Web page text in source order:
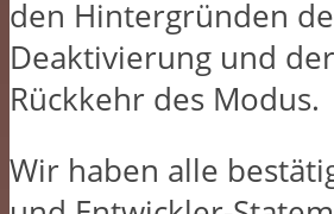
den Hintergründen
Deaktivierung und
Rückkehr des Modus.
Wir haben alle